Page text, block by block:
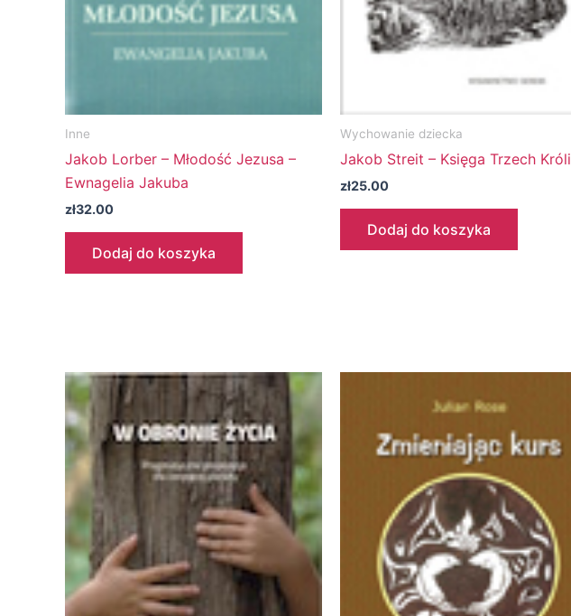
Inne
Jakob Lorber – Młodość Jezusa –
Ewnagelia Jakuba
zł32.00
Dodaj do koszyka
Wychowanie dziecka
Jakob Streit – Księga Trzech Króli
zł25.00
Dodaj do koszyka